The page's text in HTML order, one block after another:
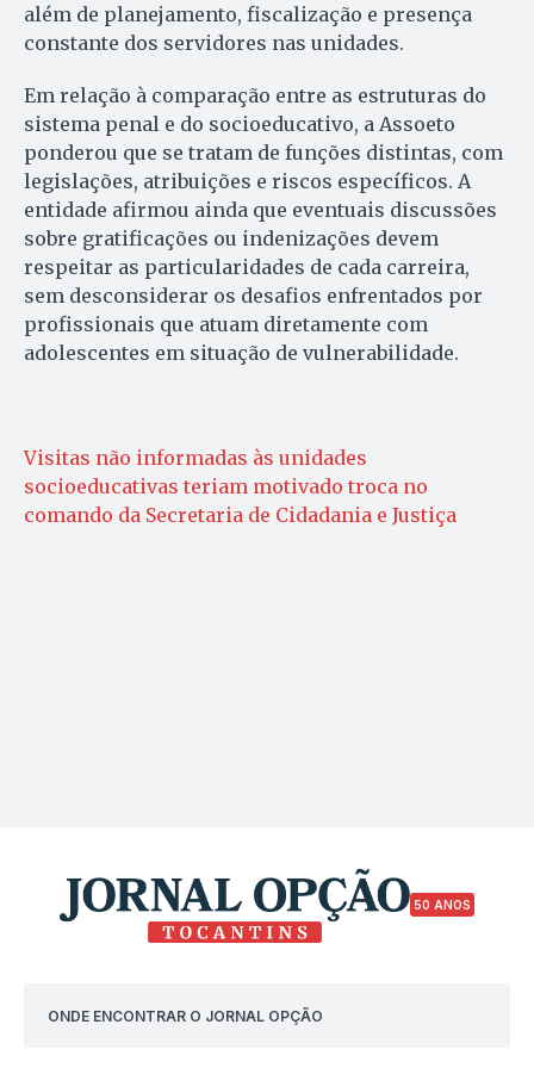
além de planejamento, fiscalização e presença
constante dos servidores nas unidades.
Em relação à comparação entre as estruturas do
sistema penal e do socioeducativo, a Assoeto
ponderou que se tratam de funções distintas, com
legislações, atribuições e riscos específicos. A
entidade afirmou ainda que eventuais discussões
sobre gratificações ou indenizações devem
respeitar as particularidades de cada carreira,
sem desconsiderar os desafios enfrentados por
profissionais que atuam diretamente com
adolescentes em situação de vulnerabilidade.
Visitas não informadas às unidades
socioeducativas teriam motivado troca no
comando da Secretaria de Cidadania e Justiça
50 ANOS
ONDE ENCONTRAR O JORNAL OPÇÃO